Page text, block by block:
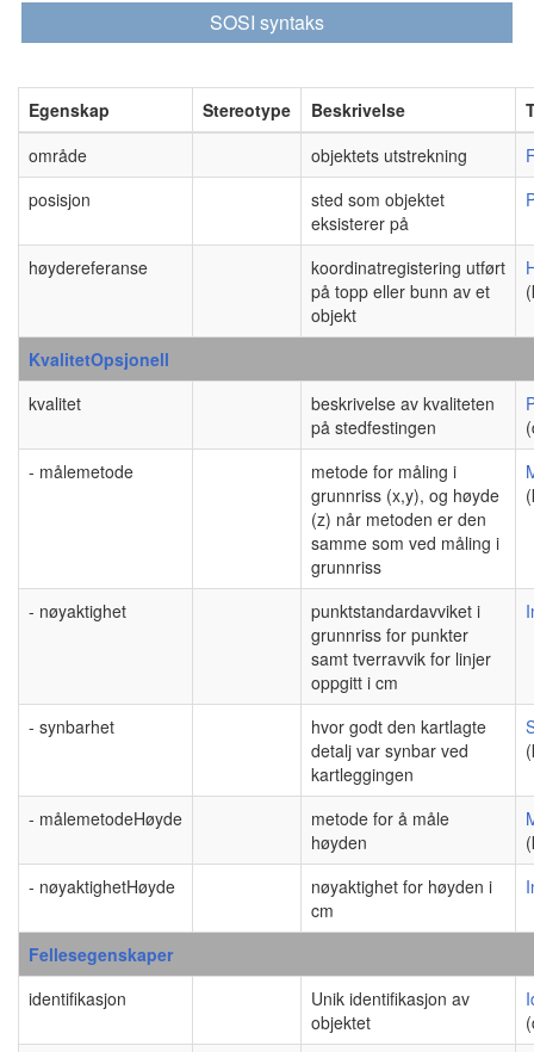
SOSI syntaks
Egenskap Stereotype Beskrivelse
område
objektets utstrekning
posisjon
sted som objektet
eksisterer på
høydereferanse
koordinatregistering utført
på topp eller bunn av et
objekt
KvalitetOpsjonell
kvalitet
beskrivelse av kvaliteten
på stedfestingen
- målemetode
metode for måling i
grunnriss (x,y), og høyde
(z) når metoden er den
samme som ved måling i
grunnriss
- nøyaktighet
punktstandardavviket i
grunnriss for punkter
samt tverravvik for linjer
oppgitt i cm
- synbarhet
hvor godt den kartlagte
detalj var synbar ved
kartleggingen
- målemetodeHøyde
metode for å måle
høyden
- nøyaktighetHøyde
nøyaktighet for høyden i
cm
Fellesegenskaper
identifikasjon
Unik identifikasjon av
objektet